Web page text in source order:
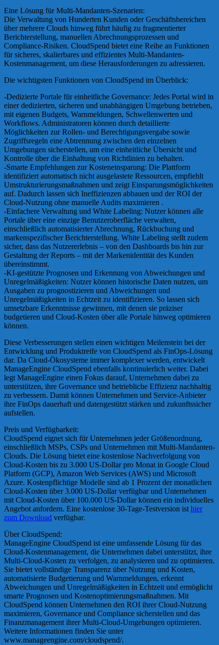
Eine Lösung für Multi-Mandanten-Szenarien:
Die Verwaltung von Hunderten Kunden oder Geschäftsbereichen
über mehrere Clouds hinweg führt häufig zu fragmentierter
Berichterstellung, manuellen Abrechnungsprozessen und
Compliance-Risiken. CloudSpend bietet eine Reihe an Funktionen
für sicheres, skalierbares und effizientes Multi-Mandanten-
Kostenmanagement, um diese Herausforderungen zu adressieren.
Die wichtigsten Funktionen von CloudSpend im Überblick:
-Dedizierte Portale für einheitliche Governance: Jedes Portal wird in
einer dedizierten, sicheren und unabhängigen Umgebung betrieben,
mit eigenen Budgets, Warnmeldungen, Schwellenwerten und
Workflows. Administratoren können durch detaillierte
Möglichkeiten zur Rollen- und Berechtigungsvergabe sowie
Zugriffsregeln eine Abtrennung zwischen den einzelnen
Umgebungen sicherstellen, um eine einheitliche Übersicht und
Kontrolle über die Einhaltung von Richtlinien zu behalten.
-Smarte Empfehlungen zur Kosteneinsparung: Die Plattform
identifiziert automatisch nicht ausgelastete Ressourcen, empfiehlt
Umstrukturierungsmaßnahmen und zeigt Einsparungsmöglichkeiten
auf. Dadurch lassen sich Ineffizienzen abbauen und der ROI der
Cloud-Nutzung ohne manuelle Audits maximieren .
-Einfachere Verwaltung und White Labeling: Nutzer können alle
Portale über eine einzige Benutzeroberfläche verwalten,
einschließlich automatisierter Abrechnung, Rückbuchung und
markenspezifischer Berichterstellung. White Labeling stellt zudem
sicher, dass das Nutzererlebnis – von den Dashboards bis hin zur
Gestaltung der Reports – mit der Markenidentität des Kunden
übereinstimmt.
-KI-gestützte Prognosen und Erkennung von Abweichungen und
Unregelmäßigkeiten: Nutzer können historische Daten nutzen, um
Ausgaben zu prognostizieren und Abweichungen und
Unregelmäßigkeiten in Echtzeit zu identifizieren. So lassen sich
umsetzbare Erkenntnisse gewinnen, mit denen sie präziser
budgetieren und Cloud-Kosten über alle Portale hinweg optimieren
können.
Diese Verbesserungen stellen einen wichtigen Meilenstein bei der
Entwicklung und Produktreife von CloudSpend als FinOps-Lösung
dar. Da Cloud-Ökosysteme immer komplexer werden, entwickelt
ManageEngine CloudSpend ebenfalls kontinuierlich weiter. Dabei
legt ManageEngine einen Fokus darauf, Unternehmen dabei zu
unterstützen, ihre Governance und betriebliche Effizienz nachhaltig
zu verbessern. Damit können Unternehmen und Service-Anbieter
ihre FinOps dauerhaft und datengestützt stärken und zukunftssicher
aufstellen.
Preis und Verfügbarkeit:
CloudSpend eignet sich für Unternehmen jeder Größenordnung,
einschließlich MSPs, CSPs und Unternehmen mit Multi-Mandanten-
Clouds. Die Lösung bietet eine kostenlose Nachverfolgung von
Cloud-Kosten bis zu 3.000 US-Dollar pro Monat in Google Cloud
Platform (GCP), Amazon Web Services (AWS) und Microsoft
Azure. Kostenpflichtige Modelle sind ab 1 Prozent der monatlichen
Cloud-Kosten über 3.000 US-Dollar verfügbar und Unternehmen
mit Cloud-Kosten über 100.000 US-Dollar können ein individuelles
Angebot anfordern. Eine kostenlose 30-Tage-Testversion isthier
zum Download verfügbar.
Über CloudSpend:
ManageEngine CloudSpend ist eine umfassende Lösung für das
Cloud-Kostenmanagement, die Unternehmen dabei unterstützt, ihre
Multi-Cloud-Kosten zu verfolgen, zu analysieren und zu optimieren.
Sie bietet vollständige Transparenz über Nutzung und Kosten,
automatisierte Budgetierung und Warnmeldungen, erkennt
Abweichungen und Unregelmäßigkeiten in Echtzeit und ermöglicht
smarte Prognosen und Kostenoptimierungsmaßnahmen. Mit
CloudSpend können Unternehmen den ROI ihrer Cloud-Nutzung
maximieren, Governance und Compliance sicherstellen und das
Finanzmanagement ihrer Multi-Cloud-Umgebungen optimieren.
Weitere Informationen finden Sie unter
www.manageengine.com/cloudspend/.